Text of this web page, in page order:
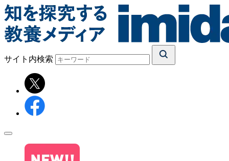
サイト内検索